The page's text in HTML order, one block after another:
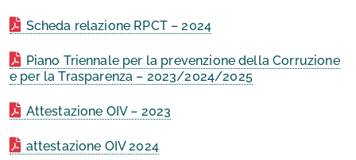
Scheda relazione RPCT – 2024
Piano Triennale per la prevenzione della Corruzione
e per la Trasparenza – 2023/2024/2025
Attestazione OIV – 2023
attestazione OIV 2024